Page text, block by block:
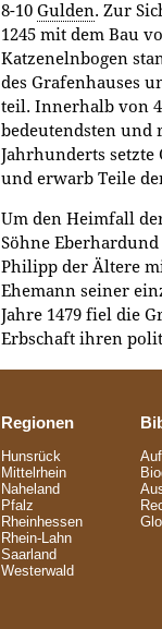
8-10 Gulden. Zur
1245 mit dem Bau
Katzenelnbogen
des Grafenhauses
teil. Innerhalb von
bedeutendsten und
Jahrhunderts
und erwarb Teile
Um den Heimfall
Söhne
Philipp der Ältere
Ehemann seiner
Jahre 1479 fiel die
Erbschaft ihren
Regionen
Hunsrück
Mittelrhein
Naheland
Pfalz
Rheinhessen
Rhein-Lahn
Saarland
Westerwald